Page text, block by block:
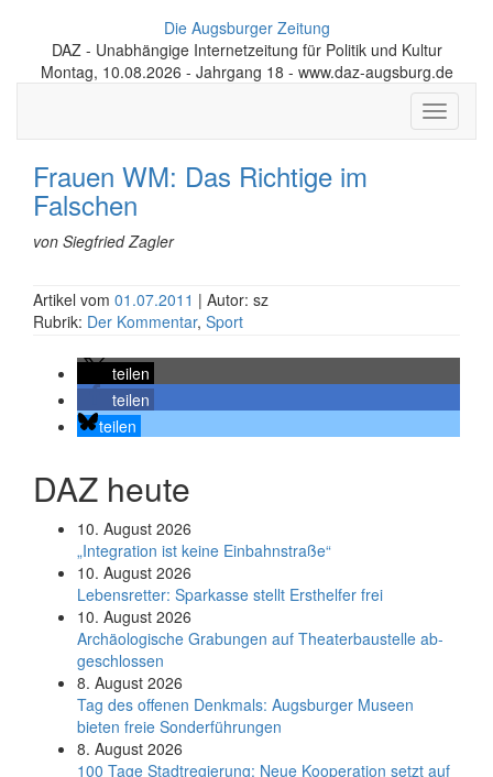
Die Augsburger Zeitung
DAZ - Unabhängige Internetzeitung für Politik und Kultur
Montag, 10.08.2026 - Jahrgang 18 - www.daz-augsburg.de
Toggle
Frauen WM: Das Richtige im
Falschen
von Siegfried Zagler
Artikel vom 01.07.2011 | Autor: sz
Rubrik: Der Kommentar, Sport
teilen
teilen
teilen
DAZ heute
10. August 2026
„Integration ist keine Einbahnstraße“
10. August 2026
Le­bens­ret­ter: Spar­kas­se stellt Erst­hel­fer frei
10. August 2026
Ar­chäo­lo­gi­sche Gra­bun­gen auf Thea­ter­bau­stel­le ab­
ge­schlos­sen
8. August 2026
Tag des offenen Denkmals: Augsburger Museen
bieten freie Sonderführungen
8. August 2026
100 Tage Stadtregierung: Neue Kooperation setzt auf